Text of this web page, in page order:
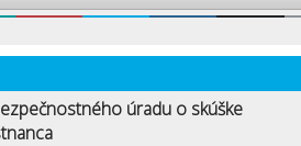
úradu o skúške